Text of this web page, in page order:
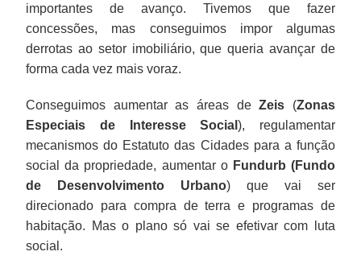
importantes de avanço. Tivemos que fazer
concessões, mas conseguimos impor algumas
derrotas ao setor imobiliário, que queria avançar de
forma cada vez mais voraz.
Conseguimos aumentar as áreas deZeis (Zonas
Especiais de Interesse Social), regulamentar
mecanismos do Estatuto das Cidades para a função
social da propriedade, aumentar o Fundurb (Fundo
de Desenvolvimento Urbano) que vai ser
direcionado para compra de terra e programas de
habitação. Mas o plano só vai se efetivar com luta
social.